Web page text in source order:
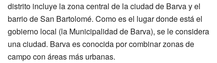
distrito incluye la zona central de la ciudad de Barva y el
barrio de San Bartolomé. Como es el lugar donde está el
gobierno local (la Municipalidad de Barva), se le considera
una ciudad. Barva es conocida por combinar zonas de
campo con áreas más urbanas.